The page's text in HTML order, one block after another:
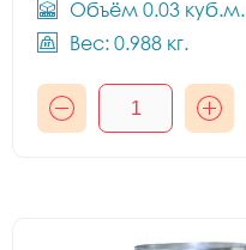
Объём 0.03 куб.м.
Вес: 0.988 кг.